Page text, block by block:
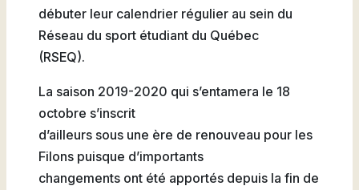
Natation
Badminton
débuter leur calendrier régulier au sein du
Réseau du sport étudiant du Québec
(RSEQ).
La saison 2019-2020 qui s’entamera le 18
octobre s’inscrit
d’ailleurs sous une ère de renouveau pour les
Filons puisque d’importants
changements ont été apportés depuis la fin de